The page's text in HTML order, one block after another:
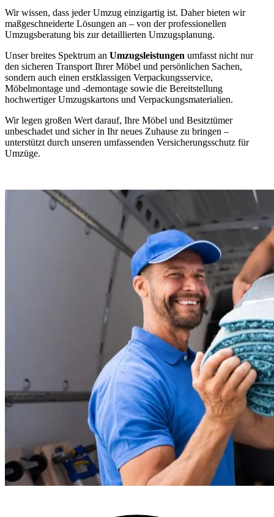
Wir wissen, dass jeder Umzug einzigartig ist. Daher bieten wir
maßgeschneiderte Lösungen an – von der professionellen
Umzugsberatung bis zur detaillierten Umzugsplanung.
Unser breites Spektrum an Umzugsleistungen umfasst nicht nur
den sicheren Transport Ihrer Möbel und persönlichen Sachen,
sondern auch einen erstklassigen Verpackungsservice,
Möbelmontage und -demontage sowie die Bereitstellung
hochwertiger Umzugskartons und Verpackungsmaterialien.
Wir legen großen Wert darauf, Ihre Möbel und Besitztümer
unbeschadet und sicher in Ihr neues Zuhause zu bringen –
unterstützt durch unseren umfassenden Versicherungsschutz für
Umzüge.